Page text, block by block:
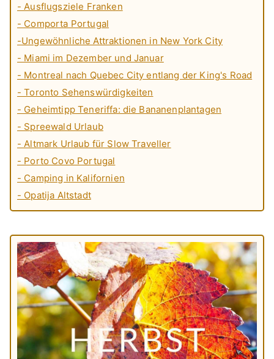
- Ausflugsziele Franken
- Comporta Portugal
-Ungewöhnliche Attraktionen in New York City
- Miami im Dezember und Januar
- Montreal nach Quebec City entlang der King's Road
- Toronto Sehenswürdigkeiten
- Geheimtipp Teneriffa: die Bananenplantagen
- Spreewald Urlaub
- Altmark Urlaub für Slow Traveller
- Porto Covo Portugal
- Camping in Kalifornien
- Opatija Altstadt